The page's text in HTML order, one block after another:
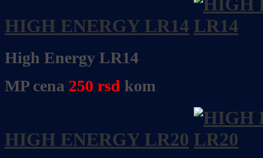
HIGH ENERGY LR14
High Energy LR14
MP cena 250 rsd kom
HIGH ENERGY LR20